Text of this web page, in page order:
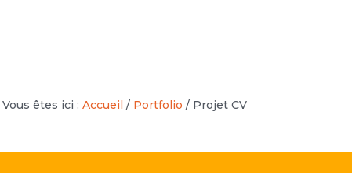
Vous êtes ici : Accueil / Portfolio / Projet CV